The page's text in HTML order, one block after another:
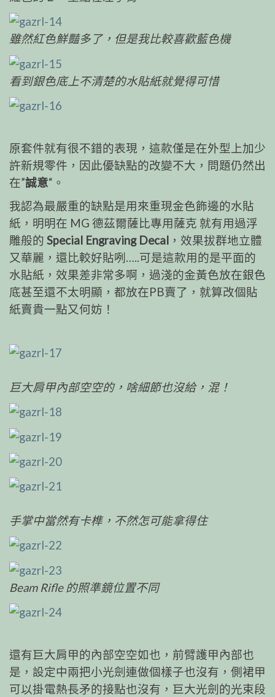
雖然紅色鮮豔多了，但是我比較喜歡藍色機
看到銀色底上不清楚的水貼紙就覺得可惜
原套件就有很不錯的表現，這款僅是在外型上加少
許新規零件，因此優缺點的改變不大，問題仍然出
在”誠意“。
我認為最嚴重的缺點是用來重現金色飾邊的水貼
紙，明明在 MG 德茲爾薩比專用薩克 就有用過浮
雕般的 Special Engraving Decal ，效果拔群地立體
又華麗，還比較好貼咧…..可是這款用的是平面的
水貼紙，效果差非常多啊，過淺的金黃色放在銀色
底甚至還不太明顯，都放在PB賣了，就算改個貼
紙賣貴一點又何妨！
巨大肩甲內部空空的，啥細節也沒給，混！
手掌中當然有卡榫，不然怎可能拿得住
Beam Rifle 的照準鏡位置不同
還有巨大肩甲的內部空空如也，前臂護甲內部也
是，設定中兩把小光劍連做個樣子也沒有，側裙甲
可以掛電熱長矛的接點也沒有，巨大光劍的光束段